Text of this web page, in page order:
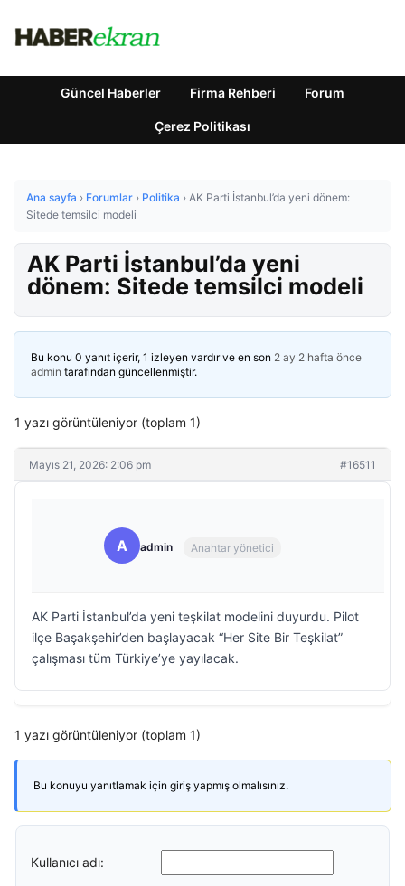
Güncel Haberler Firma Rehberi Forum
Çerez Politikası
Ana sayfa › Forumlar › Politika › AK Parti İstanbul’da yeni dönem:
Sitede temsilci modeli
AK Parti İstanbul’da yeni
dönem: Sitede temsilci modeli
Bu konu 0 yanıt içerir, 1 izleyen vardır ve en son 2 ay 2 hafta önce
admin tarafından güncellenmiştir.
1 yazı görüntüleniyor (toplam 1)
Mayıs 21, 2026: 2:06 pm #16511
A admin Anahtar yönetici
AK Parti İstanbul’da yeni teşkilat modelini duyurdu. Pilot
ilçe Başakşehir’den başlayacak “Her Site Bir Teşkilat”
çalışması tüm Türkiye’ye yayılacak.
1 yazı görüntüleniyor (toplam 1)
Bu konuyu yanıtlamak için giriş yapmış olmalısınız.
Kullanıcı adı: